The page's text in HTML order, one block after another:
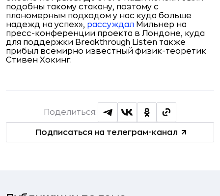
подобны такому стакану, поэтому с
планомерным подходом у нас куда больше
надежд на успех», рассуждал Мильнер на
пресс-конференции проекта в Лондоне, куда
для поддержки Breakthrough Listen также
прибыл всемирно известный физик-теоретик
Стивен Хокинг.
Подписаться на телеграм-канал
Поделиться: